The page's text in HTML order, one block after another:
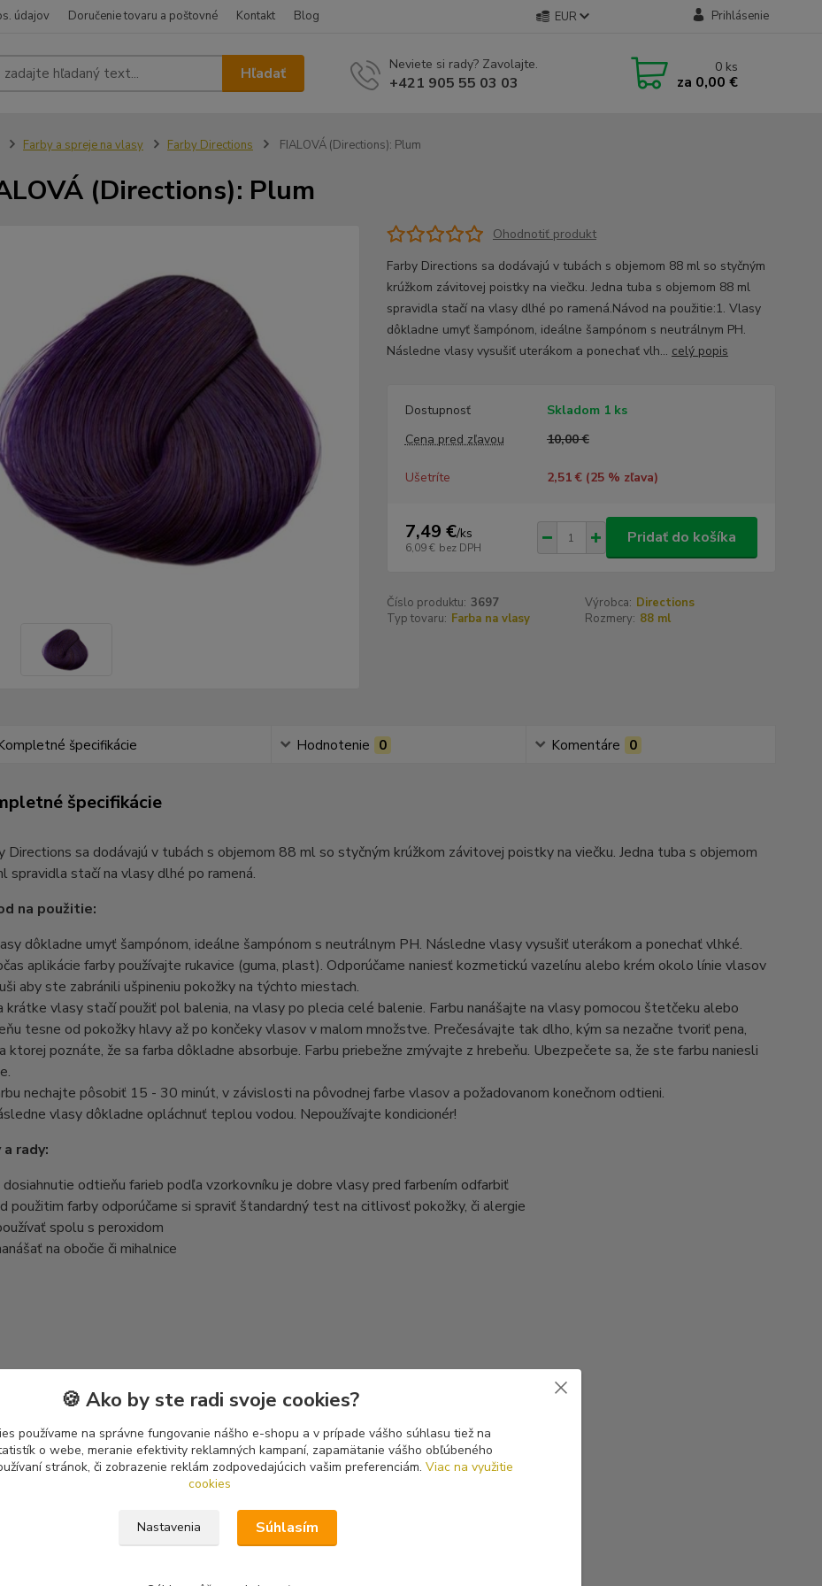
údajov Doručenie tovaru a poštovné Kontakt Blog EUR Prihlásenie
Hľadať Neviete si rady? Zavolajte.
+421 905 55 03 03
0 ks
za 0,00 €
Farby a spreje na vlasy Farby Directions FIALOVÁ (Directions): Plum
(Directions): Plum
Ohodnotiť produkt
Farby Directions sa dodávajú v tubách s objemom 88 ml so styčným
krúžkom závitovej poistky na viečku. Jedna tuba s objemom 88 ml
spravidla stačí na vlasy dlhé po ramená.Návod na použitie:1. Vlasy
dôkladne umyť šampónom, ideálne šampónom s neutrálnym PH.
Následne vlasy vysušiť uterákom a ponechať vlh... celý popis
Dostupnosť
Skladom 1 ks
Cena pred zľavou
10,00 €
Ušetríte 2,51 € (25% zľava)
7,49 €/ks
6,09 € bez DPH
Pridať do košíka
Číslo produktu: 3697 Výrobca: Directions
Typ tovaru: Farba na vlasy Rozmery: 88 ml
špecifikácie Hodnotenie 0 Komentáre 0
špecifikácie
Directions sa dodávajú v tubách s objemom 88 ml so styčným krúžkom závitovej poistky na viečku. Jedna tuba s objemom
spravidla stačí na vlasy dlhé po ramená.
na použitie:
dôkladne umyť šampónom, ideálne šampónom s neutrálnym PH. Následne vlasy vysušiť uterákom a ponechať vlhké.
aplikácie farby používajte rukavice (guma, plast). Odporúčame naniesť kozmetickú vazelínu alebo krém okolo línie vlasov
aby ste zabránili ušpineniu pokožky na týchto miestach.
krátke vlasy stačí použiť pol balenia, na vlasy po plecia celé balenie. Farbu nanášajte na vlasy pomocou štetčeku alebo
tesne od pokožky hlavy až po končeky vlasov v malom množstve. Prečesávajte tak dlho, kým sa nezačne tvoriť pena,
ktorej poznáte, že sa farba dôkladne absorbuje. Farbu priebežne zmývajte z hrebeňu. Ubezpečete sa, že ste farbu naniesli
nechajte pôsobiť 15 - 30 minút, v závislosti na pôvodnej farbe vlasov a požadovanom konečnom odtieni.
vlasy dôkladne opláchnuť teplou vodou. Nepoužívajte kondicionér!
rady:
dosiahnutie odtieňu farieb podľa vzorkovníku je dobre vlasy pred farbením odfarbiť
použitim farby odporúčame si spraviť štandardný test na citlivosť pokožky, či alergie
spolu s peroxidom
na obočie či mihalnice
🍪 Ako by ste radi svoje cookies?
používame na správne fungovanie nášho e-shopu a v prípade vášho súhlasu tiež na
o webe, meranie efektivity reklamných kampaní, zapamätanie vášho obľúbeného
stránok, či zobrazenie reklám zodpovedajúcich vašim preferenciám. Viac na využitie
cookies
Nastavenia Súhlasím